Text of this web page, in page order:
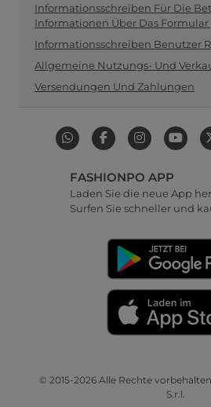
Informationsschreiben Für Die
Informationen Über Das Formular
Informationsschreiben Benutzer
Allgemeine Nutzungs- Und
Versendungen Und Zahlungen
FASHIONPO APP
Laden Sie die neue App
Surfen Sie schneller und
© 2015-2026 Alle Rechte
S.r.l.